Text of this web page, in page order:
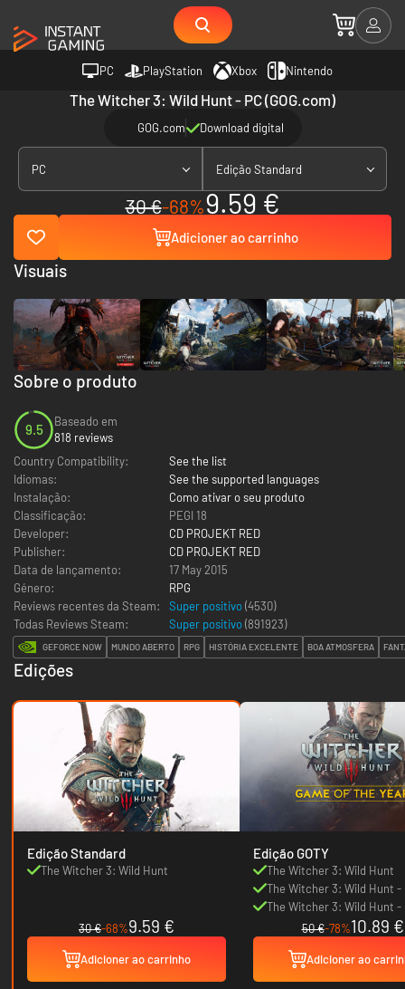
PC PlayStation Xbox Nintendo
The Witcher 3: Wild Hunt - PC (GOG.com)
GOG.com Download digital
PC Edição Standard
30 €-68%9.59 €
Adicioner ao carrinho
Sobre o produto
9.5
Baseado em
818 reviews
Country Compatibility:
See the list
Idiomas:
See the supported languages
Instalação:
Como ativar o seu produto
Classificação:
PEGI 18
Developer:
CD PROJEKT RED
Publisher:
CD PROJEKT RED
Data de lançamento:
17 May 2015
Género:
RPG
Reviews recentes da Steam:
Super positivo(4530)
Todas Reviews Steam:
Super positivo(891923)
GEFORCE NOW MUNDO ABERTO RPG HISTÓRIA EXCELENTE BOA ATMOSFERA
Edições
Edição Standard
The Witcher 3: Wild Hunt
30 €-68%9.59 €
Adicioner ao carrinho
Edição GOTY
The Witcher 3: Wild Hunt
The Witcher 3: Wild Hunt -
and Wine
The Witcher 3: Wild Hunt
of Stone50 €-78%10.89 €
Adicioner ao
Visuais